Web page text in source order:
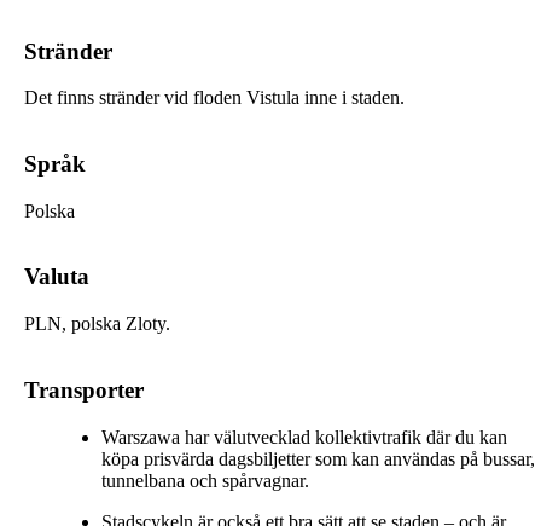
Stränder
Det finns stränder vid floden Vistula inne i staden.
Språk
Polska
Valuta
PLN, polska Zloty.
Transporter
Warszawa har välutvecklad kollektivtrafik där du kan
köpa prisvärda dagsbiljetter som kan användas på bussar,
tunnelbana och spårvagnar.
Stadscykeln är också ett bra sätt att se staden – och är